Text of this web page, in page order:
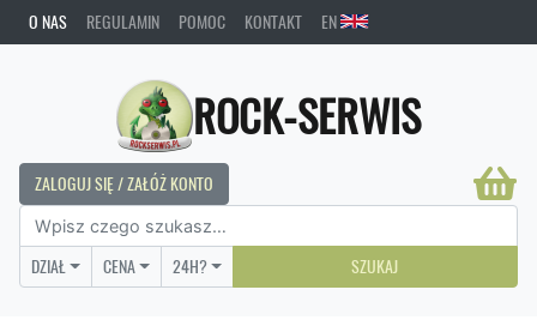
O NAS REGULAMIN POMOC KONTAKT EN
ROCK-SERWIS
ZALOGUJ SIĘ / ZAŁÓŻ KONTO
DZIAŁ CENA 24H? SZUKAJ